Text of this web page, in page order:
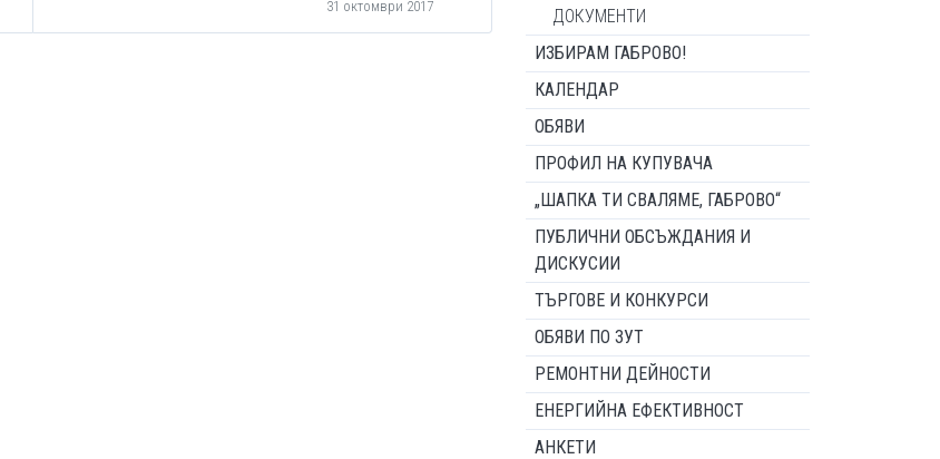
31 октомври 2017
ДОКУМЕНТИ
ИЗБИРАМ ГАБРОВО!
КАЛЕНДАР
ОБЯВИ
ПРОФИЛ НА КУПУВАЧА
„ШАПКА ТИ СВАЛЯМЕ, ГАБРОВО“
ПУБЛИЧНИ ОБСЪЖДАНИЯ И
ДИСКУСИИ
ТЪРГОВЕ И КОНКУРСИ
ОБЯВИ ПО ЗУТ
РЕМОНТНИ ДЕЙНОСТИ
ЕНЕРГИЙНА ЕФЕКТИВНОСТ
АНКЕТИ